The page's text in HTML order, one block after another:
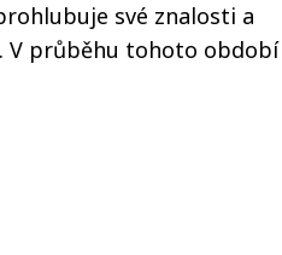
své znalosti a
V průběhu tohoto období